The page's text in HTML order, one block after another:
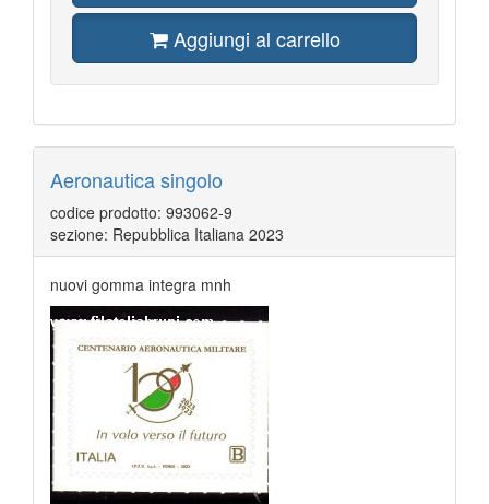
Aggiungi al carrello
Aeronautica singolo
codice prodotto: 993062-9
sezione: Repubblica Italiana 2023
nuovi gomma integra mnh